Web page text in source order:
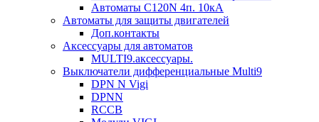
Автоматы С120N 4п. 10кА
Автоматы для защиты двигателей
Доп.контакты
Аксессуары для автоматов
MULTI9.аксессуары.
Выключатели дифференциальные Multi9
DPN N Vigi
DPNN
RCCB